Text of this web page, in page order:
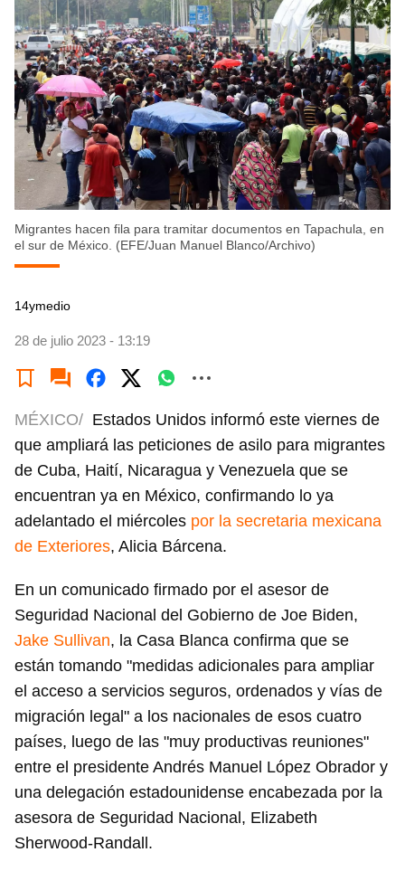
Migrantes hacen fila para tramitar documentos en Tapachula, en
el sur de México. (EFE/Juan Manuel Blanco/Archivo)
14ymedio
28 de julio 2023 - 13:19
MÉXICO/ Estados Unidos informó este viernes de
que ampliará las peticiones de asilo para migrantes
de Cuba, Haití, Nicaragua y Venezuela que se
encuentran ya en México, confirmando lo ya
adelantado el miércoles por la secretaria mexicana
de Exteriores, Alicia Bárcena.
En un comunicado firmado por el asesor de
Seguridad Nacional del Gobierno de Joe Biden,
Jake Sullivan, la Casa Blanca confirma que se
están tomando "medidas adicionales para ampliar
el acceso a servicios seguros, ordenados y vías de
migración legal" a los nacionales de esos cuatro
países, luego de las "muy productivas reuniones"
entre el presidente Andrés Manuel López Obrador y
una delegación estadounidense encabezada por la
asesora de Seguridad Nacional, Elizabeth
Sherwood-Randall.